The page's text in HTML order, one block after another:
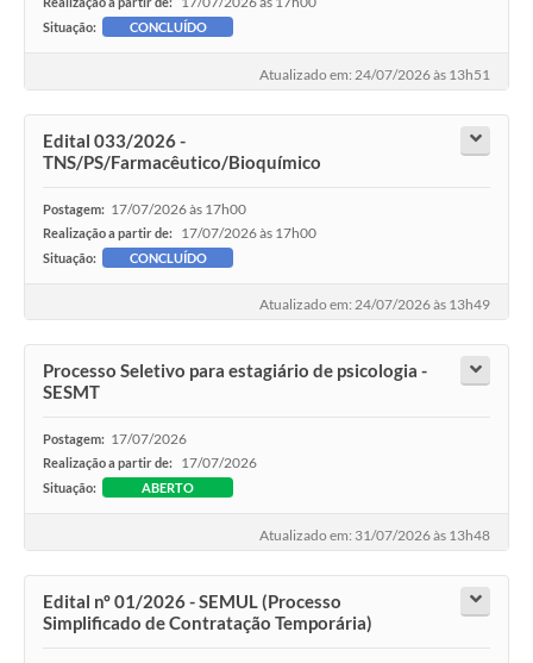
Situação: CONCLUÍDO
Atualizado em: 24/07/2026 às 13h51
Edital 033/2026 -
TNS/PS/Farmacêutico/Bioquímico
Postagem: 17/07/2026 às 17h00
Realização a partir de: 17/07/2026 às 17h00
Situação: CONCLUÍDO
Atualizado em: 24/07/2026 às 13h49
Processo Seletivo para estagiário de psicologia -
SESMT
Postagem: 17/07/2026
Realização a partir de: 17/07/2026
Situação: ABERTO
Atualizado em: 31/07/2026 às 13h48
Edital nº 01/2026 - SEMUL (Processo
Simplificado de Contratação Temporária)